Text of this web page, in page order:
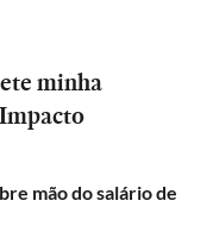
minha
mão do salário de